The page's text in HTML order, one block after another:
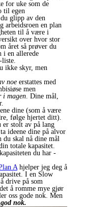
for uke som de
til egen
glipp av den
arbeidsroen en plan
til å være i
over hvor stor
året så prøver du
i en allerede
ikke skyr, men
noe erstattes med
men
i magen . Dine mål,
dine (som å være
følge hjertet ditt).
stolt av på lang
ideene dine på alvor
du skal nå dine mål
totale kapasitet.
du har -
A hjelper jeg deg å
I en Slow
drive på som
å romme mye gjør
oss gode nok. Men
nok.